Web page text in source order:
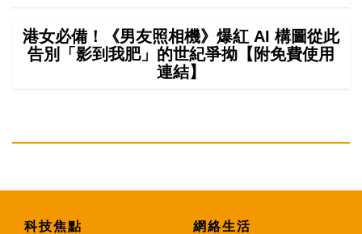
港女必備！《男友照相機》爆紅 AI 構圖從此
告別「影到我肥」的世紀爭拗【附免費使用
連結】
科技焦點 網絡生活